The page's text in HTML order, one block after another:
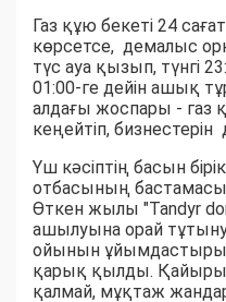
Газ құю бекеті 24
көрсетсе, демалыс
түс ауа қызып, түнгі
01:00-ге дейін ашық
алдағы жоспары - газ
кеңейтіп, бизнестерін
Үш кәсіптің басын
отбасының
Өткен жылы "Tandyr
ашылуына орай
ойынын
қарық қылды.
қалмай, мұқтаж